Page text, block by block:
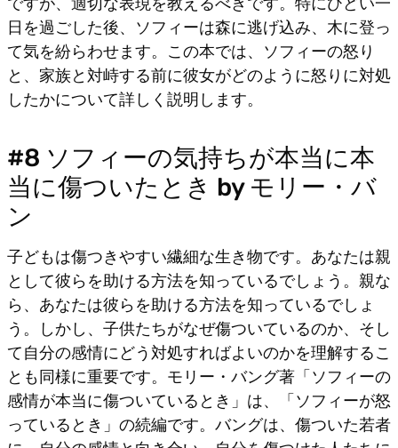
日を過ごした後、ソフィーは森に逃げ込み、木に登っ
て気を紛らわせます。この本では、ソフィーの怒り
と、家族と対峙する前に彼女がどのように怒りに対処
したかについて詳しく説明します。
#8 ソフィーの気持ちが本当に本
当に傷ついたとき by モリー・バ
ン
子どもは傷つきやすい繊細な生き物です。あなたは親
として彼らを助ける方法を知っているでしょう。親な
ら、あなたは彼らを助ける方法を知っているでしょ
う。しかし、子供たちがなぜ傷ついているのか、そし
て自分の感情にどう対処すればよいのかを理解するこ
とも同様に重要です。モリー・バング著「ソフィーの
感情が本当に傷ついているとき」は、「ソフィーが怒
っているとき」の続編です。バングは、傷ついた若者